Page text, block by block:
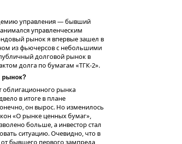
никто не выбирает деньги,
берут кредиты».
Денис Тулиновзаявил, что
мы бы оценили ситуацию
не думал, что мы будем
требований по
привлекать на
плюс их
бури», – пояснил он.
директор
вызвано тем, что в сегменте
малого и среднего
управления — бывший
управленческим
рынок я впервые зашел в
из фьючерсов с небольшими
долговой рынок в
долга по бумагам «ТГК-2».
рынок?
облигационного рынка
в итоге в плане
он вырос. Но изменилось
«О рынке ценных бумаг»,
больше, а инвестор стал
ситуацию. Очевидно, что в
бывшего первого зампреда